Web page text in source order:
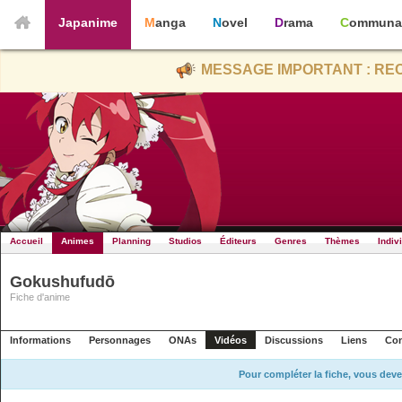
Japanime Manga Novel Drama
MESSAGE IMPORTANT :
Accueil Animes Planning Studios Éditeurs Genres Thèmes
Gokushufudō
Fiche d'anime
Informations Personnages ONAs Vidéos Discussions Liens
Pour compléter la fiche, vous